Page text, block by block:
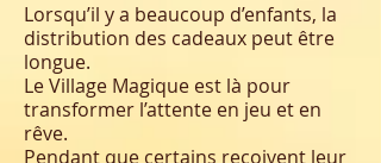
Lorsqu’il y a beaucoup d’enfants, la
distribution des cadeaux peut être
longue.
Le Village Magique est là pour
transformer l’attente en jeu et en
rêve.
Pendant que certains reçoivent leur